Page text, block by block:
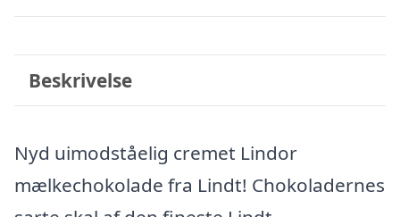
Beskrivelse
Nyd uimodståelig cremet Lindor
mælkechokolade fra Lindt! Chokoladernes